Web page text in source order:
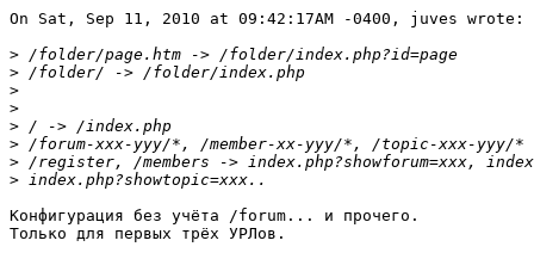
On Sat, Sep 11, 2010 at 09:42:17AM -0400, juves wrote:
>
>
>
>
>
>
>
>
Конфигурация без учёта /forum... и прочего.
Только для первых трёх УРЛов.